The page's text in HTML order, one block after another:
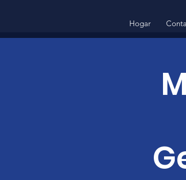
Hogar